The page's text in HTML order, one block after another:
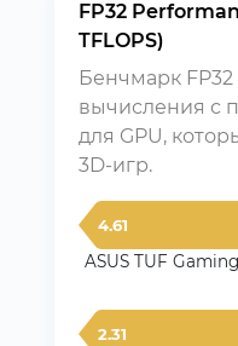
FP32
TFLOPS)
Бенчмарк
вычисления с
для GPU,
3D-игр.
4.61
ASUS TUF
2.31